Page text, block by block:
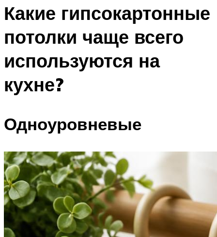
Какие гипсокартонные
потолки чаще всего
используются на
кухне?
Одноуровневые